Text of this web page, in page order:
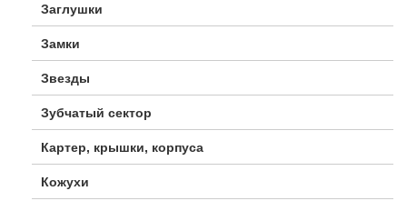
Заглушки
Замки
Звезды
Зубчатый сектор
Картер, крышки, корпуса
Кожухи